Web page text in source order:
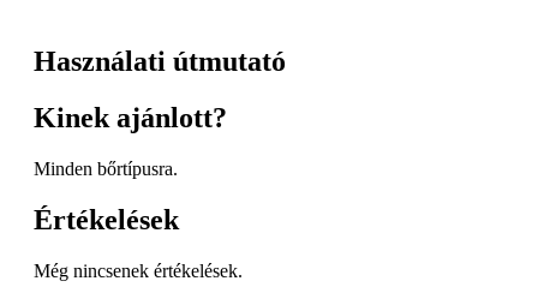
Használati útmutató
Kinek ajánlott?
Minden bőrtípusra.
Értékelések
Még nincsenek értékelések.